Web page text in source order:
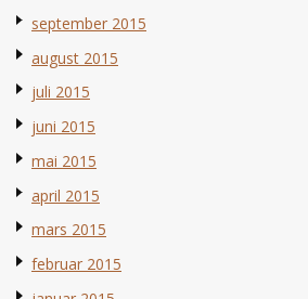
september 2015
august 2015
juli 2015
juni 2015
mai 2015
april 2015
mars 2015
februar 2015